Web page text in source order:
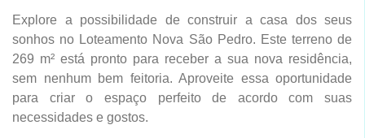
Explore a possibilidade de construir a casa dos seus
sonhos no Loteamento Nova São Pedro. Este terreno de
269 m² está pronto para receber a sua nova residência,
sem nenhum bem feitoria. Aproveite essa oportunidade
para criar o espaço perfeito de acordo com suas
necessidades e gostos.